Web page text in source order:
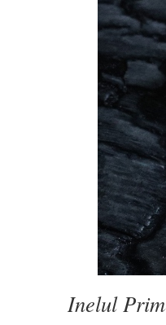
Inelul